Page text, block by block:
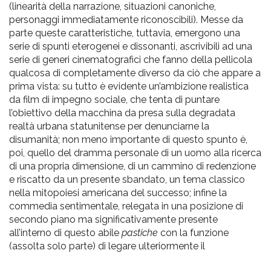
(linearità della narrazione, situazioni canoniche,
personaggi immediatamente riconoscibili). Messe da
parte queste caratteristiche, tuttavia, emergono una
serie di spunti eterogenei e dissonanti, ascrivibili ad una
serie di generi cinematografici che fanno della pellicola
qualcosa di completamente diverso da ciò che appare a
prima vista: su tutto è evidente un’ambizione realistica
da film di impegno sociale, che tenta di puntare
l’obiettivo della macchina da presa sulla degradata
realtà urbana statunitense per denunciarne la
disumanità; non meno importante di questo spunto è,
poi, quello del dramma personale di un uomo alla ricerca
di una propria dimensione, di un cammino di redenzione
e riscatto da un presente sbandato, un tema classico
nella mitopoiesi americana del successo; infine la
commedia sentimentale, relegata in una posizione di
secondo piano ma significativamente presente
all’interno di questo abile pastiche con la funzione
(assolta solo parte) di legare ulteriormente il